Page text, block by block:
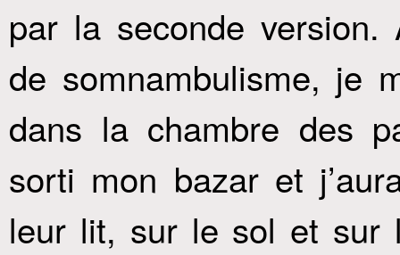
par la seconde version.
de somnambulisme, je
dans la chambre des
sorti mon bazar et
leur lit, sur le sol et sur